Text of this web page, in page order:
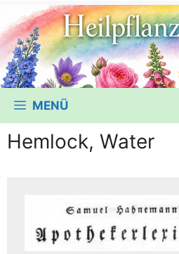
MENÜ
Hemlock, Water